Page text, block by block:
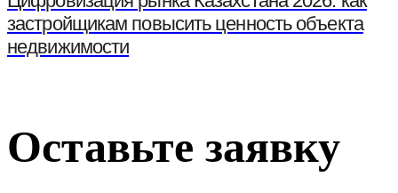
застройщикам повысить ценность объекта
недвижимости
Оставьте заявку